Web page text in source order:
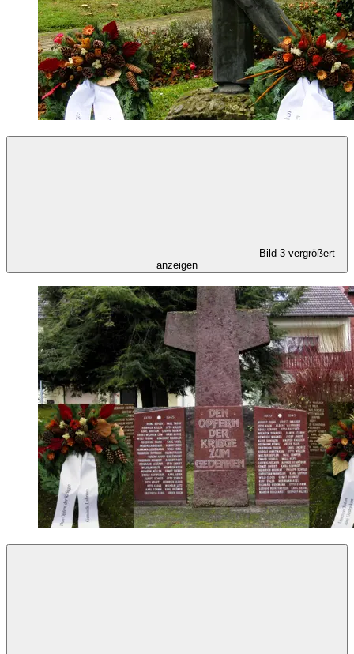
Bild 3 vergrößert
anzeigen